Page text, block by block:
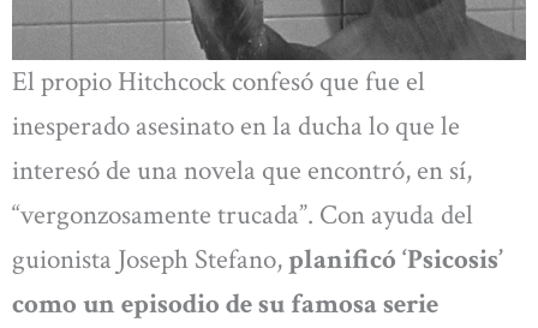
El propio Hitchcock confesó que fue el
inesperado asesinato en la ducha lo que le
interesó de una novela que encontró, en sí,
“vergonzosamente trucada”. Con ayuda del
guionista Joseph Stefano,planificó ‘Psicosis’
como un episodio de su famosa serie